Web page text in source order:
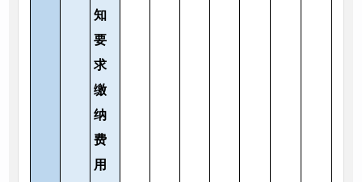
知
要
求
缴
纳
费
用